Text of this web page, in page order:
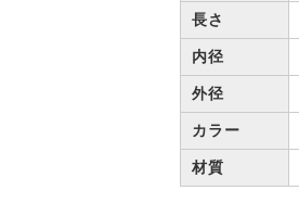
長さ
内径
外径
カラー
材質